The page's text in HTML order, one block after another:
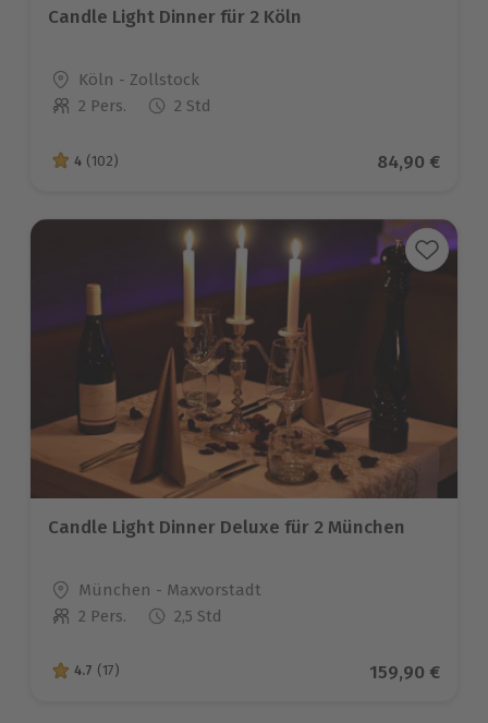
Candle Light Dinner für 2 Köln
Standort
Köln - Zollstock
Anzahl der Teilnehmer
2 Pers. 2 Std
4 von 5 Sternen basierend auf 102 Bewertungen
4 (102) Aktueller
84,90 €
Candle Light Dinner Deluxe für 2 München
Standort
München - Maxvorstadt
Anzahl der Teilnehmer
2 Pers. 2,5 Std
4.7 von 5 Sternen basierend auf 17 Bewertungen
4.7 (17) Aktueller
159,90 €